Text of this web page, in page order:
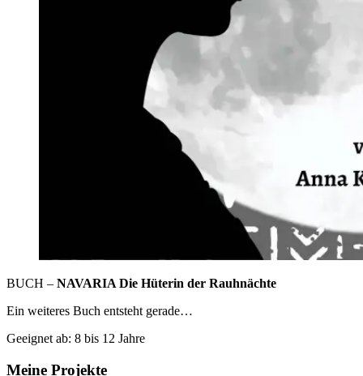
BUCH – NAVARIA Die Hüterin der Rauhnächte
Ein weiteres Buch entsteht gerade…
Geeignet ab: 8 bis 12 Jahre
Meine Projekte